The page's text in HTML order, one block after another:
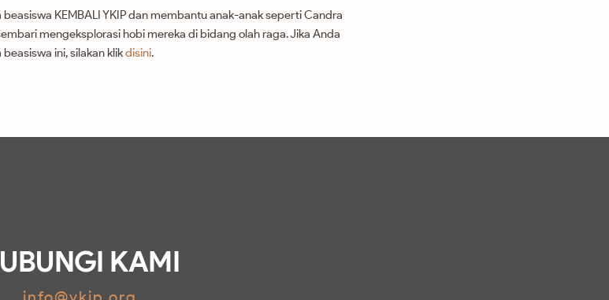
KEMBALI YKIP dan membantu anak-anak seperti Candra
mengeksplorasi hobi mereka di bidang olah raga. Jika Anda
ini, silakan klikdisini.
KAMI